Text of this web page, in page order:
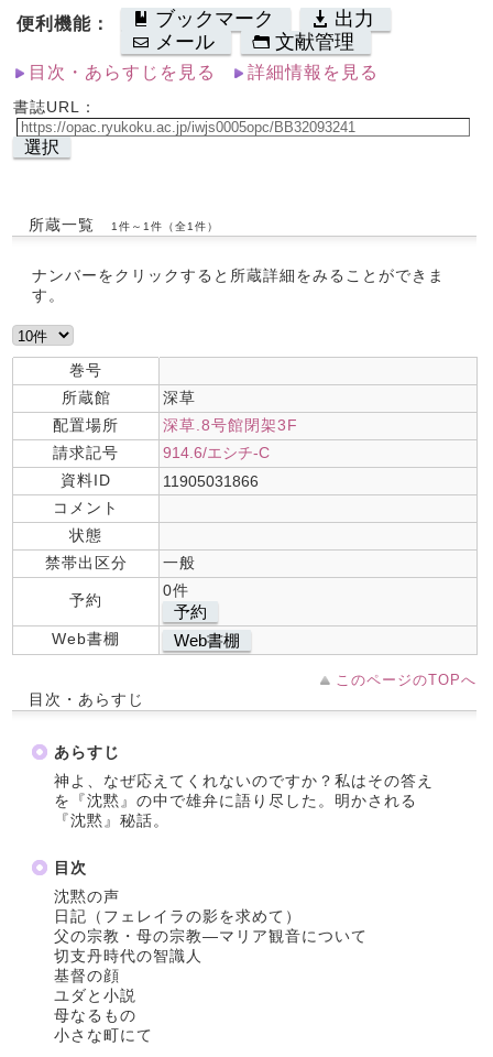
便利機能：
ブックマーク
出力
メール
文献管理
目次・あらすじを見る 詳細情報を見る
書誌URL：
選択
所蔵一覧 1件～1件（全1件）
ナンバーをクリックすると所蔵詳細をみることができま
す。
巻号
所蔵館
深草
配置場所
深草.8号館閉架3F
請求記号
914.6/エシチ-C
資料ID
11905031866
コメント
状態
禁帯出区分
一般
予約
0件
予約
Web書棚 Web書棚
このページのTOPへ
目次・あらすじ
あらすじ
神よ、なぜ応えてくれないのですか？私はその答え
を『沈黙』の中で雄弁に語り尽した。明かされる
『沈黙』秘話。
目次
沈黙の声
日記（フェレイラの影を求めて）
父の宗教・母の宗教―マリア観音について
切支丹時代の智識人
基督の顔
ユダと小説
母なるもの
小さな町にて